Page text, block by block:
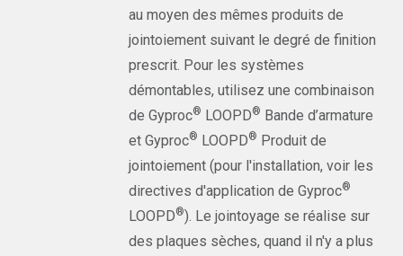
au moyen des mêmes produits de
jointoiement suivant le degré de finition
prescrit. Pour les systèmes
démontables, utilisez une combinaison
de Gyproc® LOOPD® Bande d’armature
et Gyproc® LOOPD® Produit de
jointoiement (pour l'installation, voir les
directives d'application de Gyproc®
LOOPD®). Le jointoyage se réalise sur
des plaques sèches, quand il n'y a plus